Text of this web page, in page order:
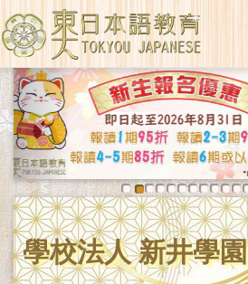
Previous
學校法人 新井學園